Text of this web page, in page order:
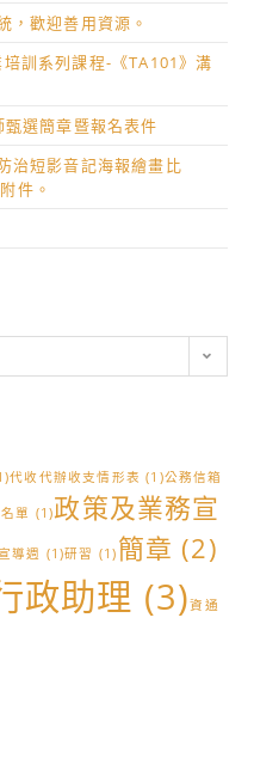
，歡迎善用資源。
訓系列課程-《TA101》溝
選簡章暨報名表件
治短影音記海報繪畫比
件。
代收代辦收支情形表 (1)公務信箱
單 (1)政策及業務宣
導週 (1)研習 (1) 簡章 (2)
政助理 (3)資通